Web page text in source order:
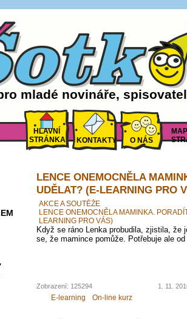
mladé novináře,
HLAVNÍ
STRÁNKA
KONTAKTY O NÁS
LENCE ONEMOCNĚLA
UDĚLAT? (E-LEARNING PRO
AKCE A SOUTĚŽE
LENCE ONEMOCNĚLA MAMINKA.
LEARNING PRO VÁS)
Když se ráno Lenka probudila, zjistila, že
se, že mamince pomůže. Potřebuje ale
Zobrazení: 125294 1. 11.
E-learning On-line kurz